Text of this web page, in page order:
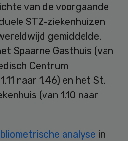
van de voorgaande
STZ-ziekenhuizen
gemiddelde.
Spaarne Gasthuis (van
Centrum
naar 1.46) en het St.
(van 1.10 naar
analyse in